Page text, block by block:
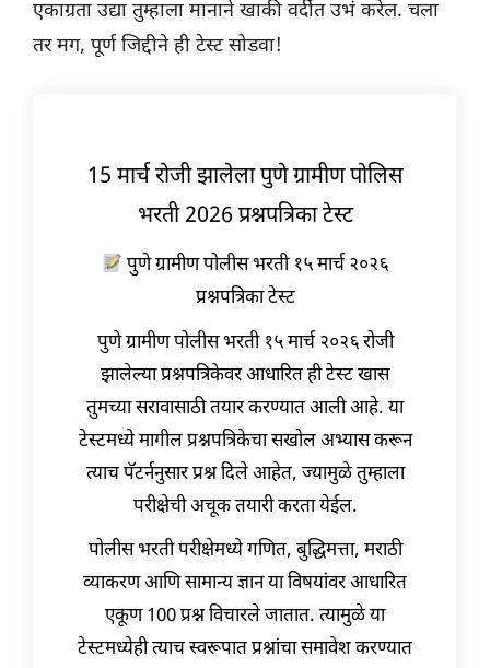
एकाग्रता उद्या तुम्हाला मानाने खाकी वर्दीत उभं करेल. चला
तर मग, पूर्ण जिद्दीने ही टेस्ट सोडवा!
15 मार्च रोजी झालेला पुणे ग्रामीण पोलिस
भरती 2026 प्रश्नपत्रिका टेस्ट
पुणे ग्रामीण पोलीस भरती १५ मार्च २०२६
प्रश्नपत्रिका टेस्ट
पुणे ग्रामीण पोलीस भरती १५ मार्च २०२६ रोजी
झालेल्या प्रश्नपत्रिकेवर आधारित ही टेस्ट खास
तुमच्या सरावासाठी तयार करण्यात आली आहे. या
टेस्टमध्ये मागील प्रश्नपत्रिकेचा सखोल अभ्यास करून
त्याच पॅटर्ननुसार प्रश्न दिले आहेत, ज्यामुळे तुम्हाला
परीक्षेची अचूक तयारी करता येईल.
पोलीस भरती परीक्षेमध्ये गणित, बुद्धिमत्ता, मराठी
व्याकरण आणि सामान्य ज्ञान या विषयांवर आधारित
एकूण 100 प्रश्न विचारले जातात. त्यामुळे या
टेस्टमध्येही त्याच स्वरूपात प्रश्नांचा समावेश करण्यात